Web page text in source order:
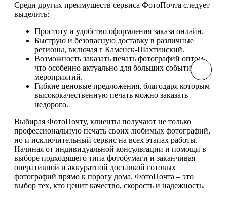
Среди других преимуществ сервиса ФотоПочта следует
выделить:
Простоту и удобство оформления заказа онлайн.
Быструю и безопасную доставку в различные
регионы, включая г Каменск-Шахтинский.
Возможность заказать печать фотографий оптом,
что особенно актуально для больших событий и
мероприятий.
Гибкие ценовые предложения, благодаря которым
высококачественную печать можно заказать
недорого.
Выбирая ФотоПочту, клиенты получают не только
профессиональную печать своих любимых фотографий,
но и исключительный сервис на всех этапах работы.
Начиная от индивидуальной консультации и помощи в
выборе подходящего типа фотобумаги и заканчивая
оперативной и аккуратной доставкой готовых
фотографий прямо к порогу дома. ФотоПочта – это
выбор тех, кто ценит качество, скорость и надежность.